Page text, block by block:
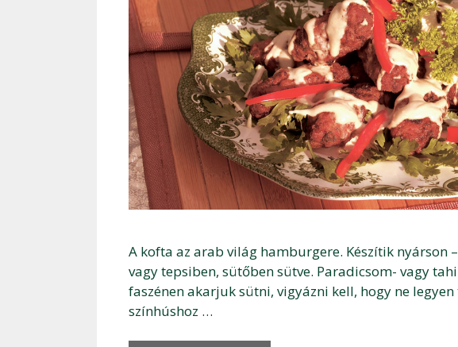
A kofta az arab világ hamburgere. Készítik nyárson
vagy tepsiben, sütőben sütve. Paradicsom- vagy
faszénen akarjuk sütni, vigyázni kell, hogy ne
színhúshoz …